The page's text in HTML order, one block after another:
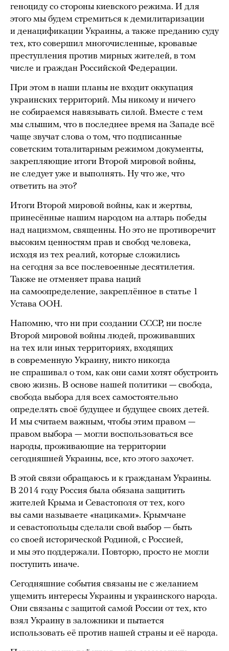
геноциду со стороны киевского режима. И для
этого мы будем стремиться к демилитаризации
и денацификации Украины, а также преданию суду
тех, кто совершил многочисленные, кровавые
преступления против мирных жителей, в том
числе и граждан Российской Федерации.
При этом в наши планы не входит оккупация
украинских территорий. Мы никому и ничего
не собираемся навязывать силой. Вместе с тем
мы слышим, что в последнее время на Западе всё
чаще звучат слова о том, что подписанные
советским тоталитарным режимом документы,
закрепляющие итоги Второй мировой войны,
не следует уже и выполнять. Ну что же, что
ответить на это?
Итоги Второй мировой войны, как и жертвы,
принесённые нашим народом на алтарь победы
над нацизмом, священны. Но это не противоречит
высоким ценностям прав и свобод человека,
исходя из тех реалий, которые сложились
на сегодня за все послевоенные десятилетия.
Также не отменяет права наций
на самоопределение, закреплённое в статье 1
Устава ООН.
Напомню, что ни при создании СССР, ни после
Второй мировой войны людей, проживавших
на тех или иных территориях, входящих
в современную Украину, никто никогда
не спрашивал о том, как они сами хотят обустроить
свою жизнь. В основе нашей политики — свобода,
свобода выбора для всех самостоятельно
определять своё будущее и будущее своих детей.
И мы считаем важным, чтобы этим правом —
правом выбора — могли воспользоваться все
народы, проживающие на территории
сегодняшней Украины, все, кто этого захочет.
В этой связи обращаюсь и к гражданам Украины.
В 2014 году Россия была обязана защитить
жителей Крыма и Севастополя от тех, кого
вы сами называете «нациками». Крымчане
и севастопольцы сделали свой выбор — быть
со своей исторической Родиной, с Россией,
и мы это поддержали. Повторю, просто не могли
поступить иначе.
Сегодняшние события связаны не с желанием
ущемить интересы Украины и украинского народа.
Они связаны с защитой самой России от тех, кто
взял Украину в заложники и пытается
использовать её против нашей страны и её народа.